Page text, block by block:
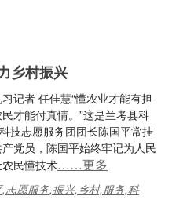
乡村振兴
记者 任佳慧“懂农业才能有担
才能付真情。”这是兰考县科
技志愿服务团团长陈国平常挂
党员，陈国平始终牢记为人民
民懂技术……更多
,志愿服务,振兴,乡村,服务,科